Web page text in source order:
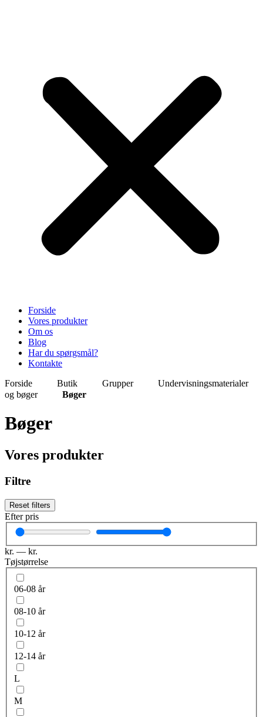
Forside
Vores produkter
Om os
Blog
Har du spørgsmål?
Kontakte
Forside
Butik Grupper
Undervisningsmaterialer
og bøger
Bøger
Bøger
Vores produkter
Filtre
Reset filters
Efter pris
kr. — kr.
Tøjstørrelse
06-08 år
08-10 år
10-12 år
12-14 år
L
M